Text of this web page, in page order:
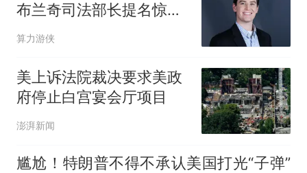
布兰奇司法部长提名惊险
过关
算力游侠
美上诉法院裁决要求美政
府停止白宫宴会厅项目
澎湃新闻
尴尬！特朗普不得不承认美国打光“子弹”